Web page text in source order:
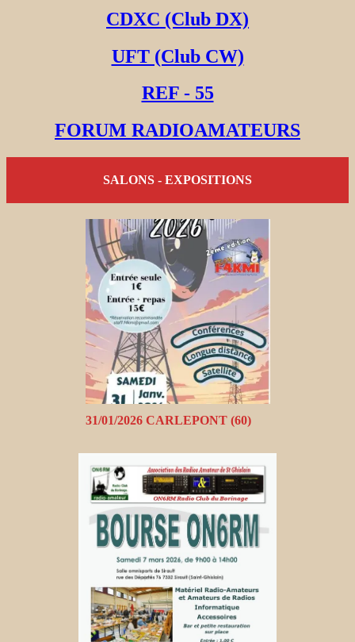
CDXC (Club DX)
UFT (Club CW)
REF - 55
FORUM RADIOAMATEURS
SALONS - EXPOSITIONS
31/01/2026 CARLEPONT (60)